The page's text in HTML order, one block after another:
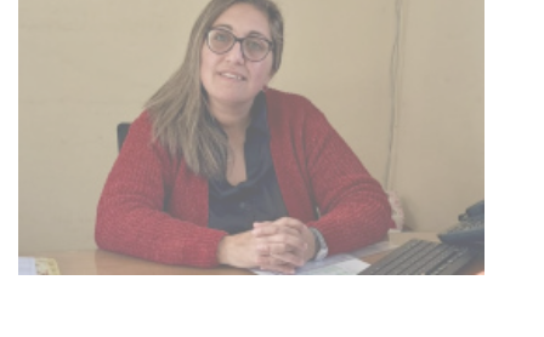
Facultad de Artes llega a Durazno
con dos cursos de formación
Clases de Muai Thai en Complejo
Charrúa
03-08-2026
NOTICIAS